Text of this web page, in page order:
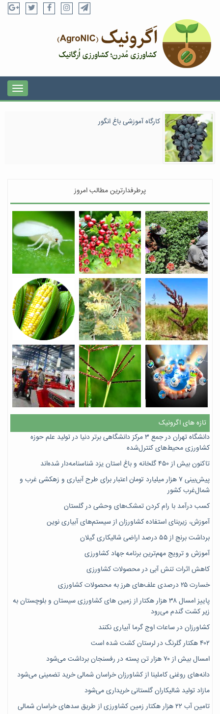
کارگاه آموزشی باغ انگور
پرطرفدارترین مطالب امروز
تازه های اگرونیک
دانشگاه تهران در جمع ۳ مرکز دانشگاهی برتر دنیا در تولید علم حوزه
کشاورزی محیط‌های کنترل‌شده
تاکنون بیش از ۴۵۰ گلخانه و باغ استان یزد شناسنامه‌دار شده‌اند
پیش‌بینی ۷‌ هزار میلیارد تومان اعتبار برای طرح آبیاری و زهکشی غرب و
شمال‌غرب کشور
کسب درآمد با رام کردن تمشک‌های وحشی در گلستان
آموزش، زیربنای استفاده کشاورزان از سیستم‌های آبیاری نوین
برداشت برنج از ۵۵ درصد اراضی شالیکاری گیلان
آموزش و ترویج مهم‌ترین برنامه جهاد کشاورزی
کاهش اثرات تنش آبی در محصولات کشاورزی
خسارت ۲۵ درصدی علف‌های هرز به محصولات کشاورزی
پاییز امسال ۳۸ هزار هکتار از زمین های کشاورزی سیستان و بلوچستان به
زیر کشت گندم می‌رود
کشاورزان در ساعات اوج گرما آبیاری نکنند
۴۰۲ هکتار گلرنگ در لرستان کشت شده است
امسال بیش از ۷۰ هزار تن پسته در رفسنجان برداشت می‌شود
دانه‌های روغنی کاملینا از کشاورزان خراسان شمالی خرید تضمینی می‌شود
مازاد تولید شالیکاران گلستانی خریداری می‌شود
تامین آب ۲۲ هزار هکتار زمین کشاورزی از طریق سدهای خراسان شمالی